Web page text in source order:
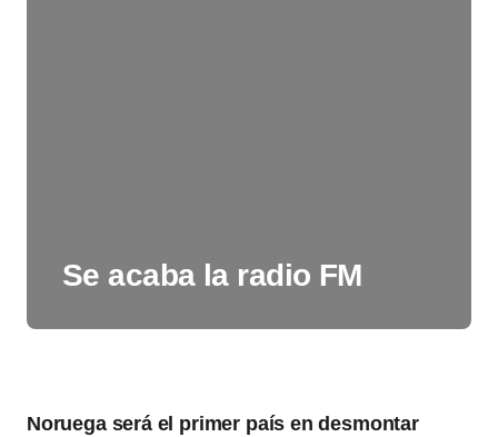
Se acaba la radio FM
Noruega será el primer país en desmontar